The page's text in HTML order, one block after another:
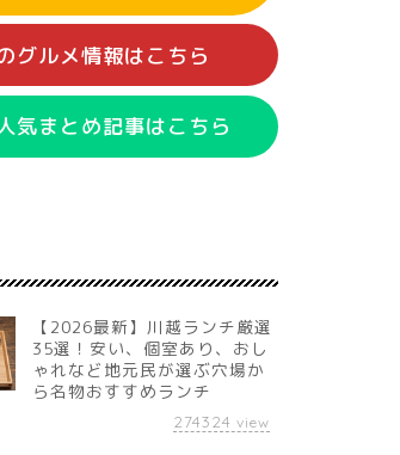
グルメ情報はこちら
気まとめ記事はこちら
【2026最新】川越ランチ厳選
35選！安い、個室あり、おし
ゃれなど地元民が選ぶ穴場か
ら名物おすすめランチ
274324 view